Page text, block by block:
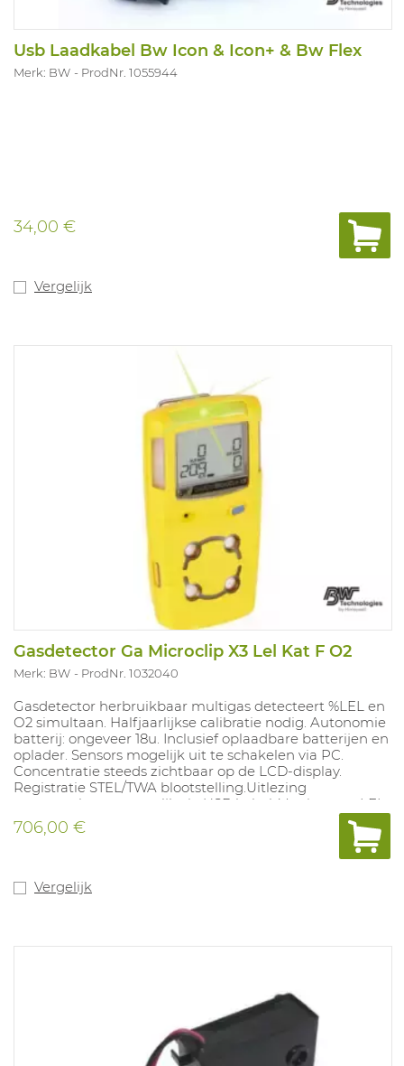
Usb Laadkabel Bw Icon & Icon+ & Bw Flex
Merk: BW ProdNr. 1055944
34,00 €
Vergelijk
Gasdetector Ga Microclip X3 Lel Kat F O2
Merk: BW ProdNr. 1032040
Gasdetector herbruikbaar multigas detecteert %LEL en
O2 simultaan. Halfjaarlijkse calibratie nodig. Autonomie
batterij: ongeveer 18u. Inclusief oplaadbare batterijen en
oplader. Sensors mogelijk uit te schakelen via PC.
Concentratie steeds zichtbaar op de LCD-display.
Registratie STEL/TWA blootstelling.Uitlezing
meetresultaten mogeljk via USB kabel. Versies met LEL
sensor zijn standaard gecalibreerd op methaan.
Kruisgevoeligheden voor andere explosie gevaarlijke
stoffen niet in te stellen. Alarmwaarden: O2 19,5%-23,5%,
706,00 €
Vergelijk